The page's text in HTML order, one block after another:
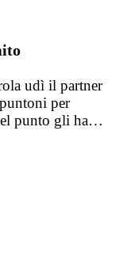
udì il partner
per
punto gli ha…